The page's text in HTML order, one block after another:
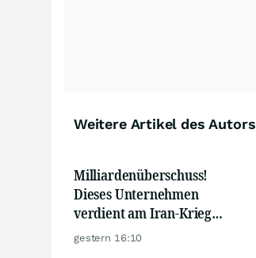
Weitere Artikel des Autors
Milliardenüberschuss!
Dieses Unternehmen
verdient am Iran-Krieg
richtig viel Geld!
gestern 16:10